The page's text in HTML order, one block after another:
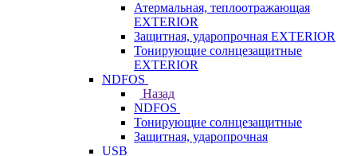
Атермальная, теплоотражающая
EXTERIOR
Защитная, ударопрочная EXTERIOR
Тонирующие солнцезащитные
EXTERIOR
NDFOS
Назад
NDFOS
Тонирующие солнцезащитные
Защитная, ударопрочная
USB